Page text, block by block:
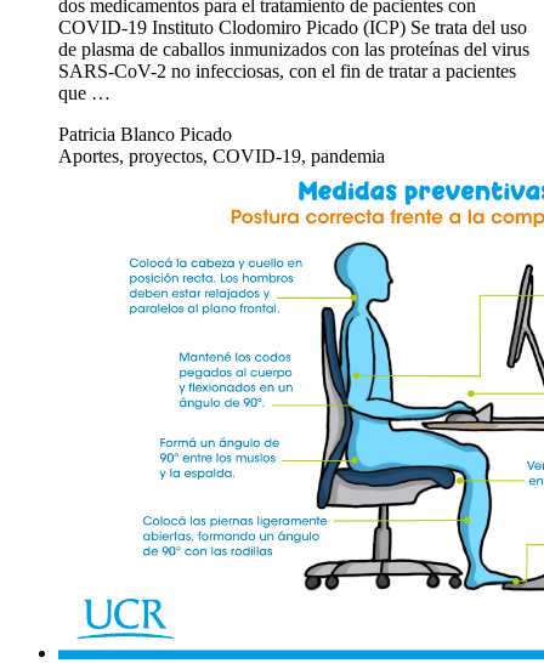
dos medicamentos para el tratamiento de pacientes con
COVID-19 Instituto Clodomiro Picado (ICP) Se trata del uso
de plasma de caballos inmunizados con las proteínas del virus
SARS-CoV-2 no infecciosas, con el fin de tratar a pacientes
que …
Patricia Blanco Picado
Aportes, proyectos, COVID-19, pandemia